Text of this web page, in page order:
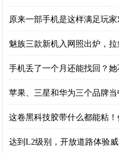
原来一部手机是这样满足玩
魅族三款新机入网照出炉，
手机丢了一个月还能找回？
苹果、三星和华为三个品牌
这卷黑科技胶带什么都能粘
达到L2级别，开放道路体验